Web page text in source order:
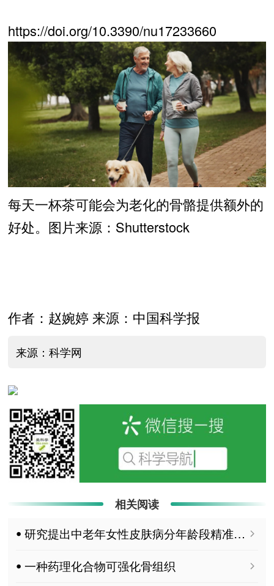
https://doi.org/10.3390/nu17233660
每天一杯茶可能会为老化的骨骼提供额外的
好处。图片来源：Shutterstock
作者：赵婉婷 来源：中国科学报
来源：科学网
相关阅读
ꔷ 研究提出中老年女性皮肤病分年龄段精准防治新观点
ꔷ 一种药理化合物可强化骨组织